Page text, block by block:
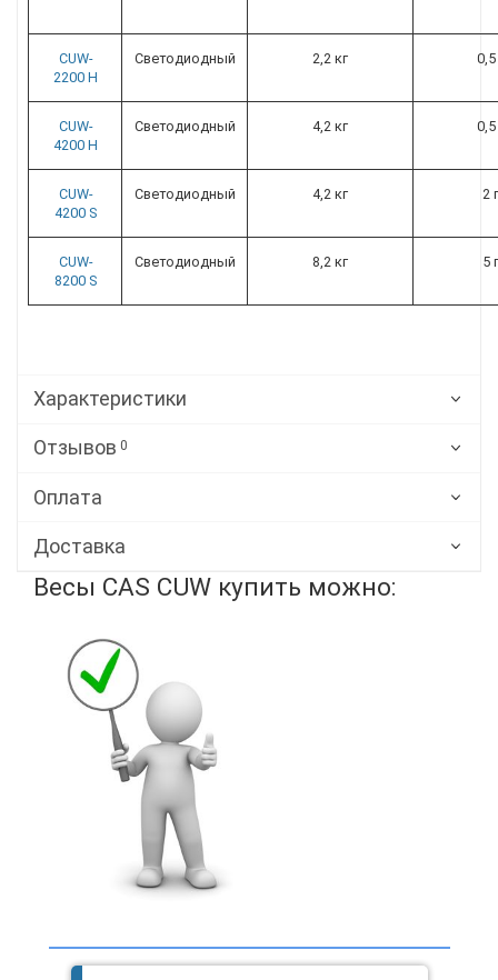
CUW-
2200 H
Светодиодный 2,2 кг 0,5
CUW-
4200 H
Светодиодный 4,2 кг 0,5
CUW-
4200 S
Светодиодный 4,2 кг 2 г
CUW-
8200 S
Светодиодный 8,2 кг 5 г
Характеристики
Отзывов 0
Оплата
Доставка
Весы CAS CUW купить можно: